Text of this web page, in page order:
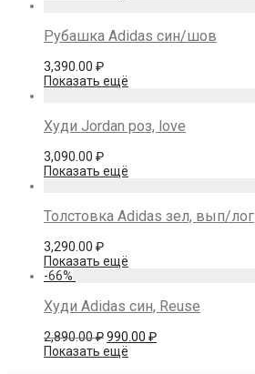
Рубашка Adidas син/шов
3,390.00 ₽
Показать ещё
Худи Jordan роз, love
3,090.00 ₽
Показать ещё
Толстовка Adidas зел, вып/лог
3,290.00 ₽
Показать ещё
-66%
Худи Adidas син, Reuse
2,890.00₽Первоначальная
цена
990.00 ₽Текущая
Показать ещё